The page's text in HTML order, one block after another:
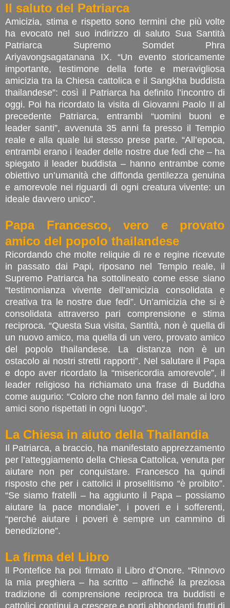
Il saluto del Patriarca
Amicizia, stima e rispetto sono termini che più volte
ha evocato nel suo indirizzo di saluto Sua Santità
Patriarca Supremo Somdet Phra
Ariyavongsagatanana IX. “Un evento storicamente
importante, testimone della forte e meravigliosa
amicizia tra la Chiesa cattolica e il Sangkha buddista
thailandese”: così il Patriarca ha definito l’incontro di
oggi. Poi ha ricordato la visita di Giovanni Paolo II al
precedente Patriarca, entrambi “uomini buoni e
leader santi”, avvenuta 35 anni fa presso il Tempio
reale e alla quale lui stesso prese parte. “All’epoca,
entrambi erano i leader delle nostre due fedi che – ha
spiegato il leader buddista – hanno entrambe come
obiettivo un’umanità che diffonda gentilezza genuina
e amorevole nei riguardi di ogni creatura vivente: un
ideale davvero unico”.
Papa Francesco, vero e provato
amico del popolo thailandese
Ricordando che molte reliquie di re e regine ricevute
in passato dai Papi, riposano nel Tempio reale, il
Supremo Patriarca ha sottolineato come esse siano
“testimonianza vivente dell’amicizia consolidata e
creativa tra le nostre due fedi”. Un’amicizia che si è
consolidata attraverso pari comprensione e stima
reciproca. “Questa Sua visita, Santità, non è quella di
un nuovo amico, ma quella di un vero, provato amico
del popolo thailandese. La distanza non è un
ostacolo ai nostri stretti rapporti”. Nel salutare il Papa
e dopo aver ricordato la “misericordia amorevole”, il
leader religioso ha richiamato una frase di Buddha
come augurio: “Coloro che non fanno del male ai loro
amici sono rispettati in ogni luogo”.
La Chiesa in aiuto della Thailandia
Il Patriarca, a braccio, ha manifestato apprezzamento
per l’atteggiamento della Chiesa Cattolica, venuta per
aiutare non per conquistare. Francesco ha quindi
risposto che per i cattolici il proselitismo “è proibito”.
“Se siamo fratelli – ha aggiunto il Papa – possiamo
aiutare la pace mondiale”, i poveri e i sofferenti,
“perché aiutare i poveri è sempre un cammino di
benedizione”.
La firma del Libro
ll Pontefice ha poi firmato il Libro d’Onore. “Rinnovo
la mia preghiera – ha scritto – affinché la preziosa
tradizione di comprensione reciproca tra buddisti e
cattolici continui a crescere e porti abbondanti frutti di